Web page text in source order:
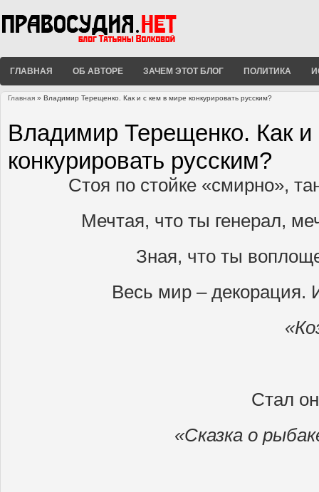
ГЛАВНАЯ ОБ АВТОРЕ ЗАЧЕМ ЭТОТ БЛОГ ПОЛИТИКА
Главная » Владимир Терещенко. Как и с кем в мире конкурировать русским?
Владимир Терещенко. Как
конкурировать русским?
Стоя по стойке «смирно»,
Мечтая, что ты генерал,
Зная, что ты
Весь мир –
Стал
«Сказка о